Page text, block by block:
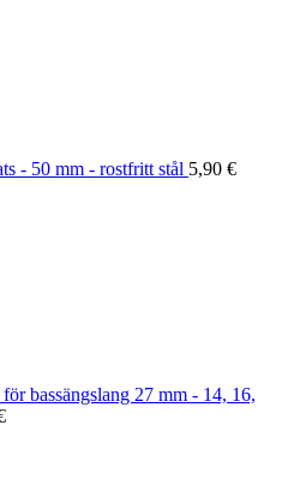
- 50 mm - rostfritt stål 5,90 €
bassängslang 27 mm - 14, 16,